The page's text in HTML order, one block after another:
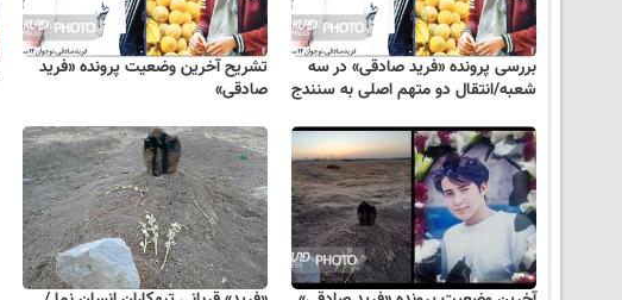
بررسی پرونده «فرید صادقی» در سه
شعبه/انتقال دو متهم اصلی به سنندج
تشریح آخرین وضعیت پرونده «فرید
صادقی»